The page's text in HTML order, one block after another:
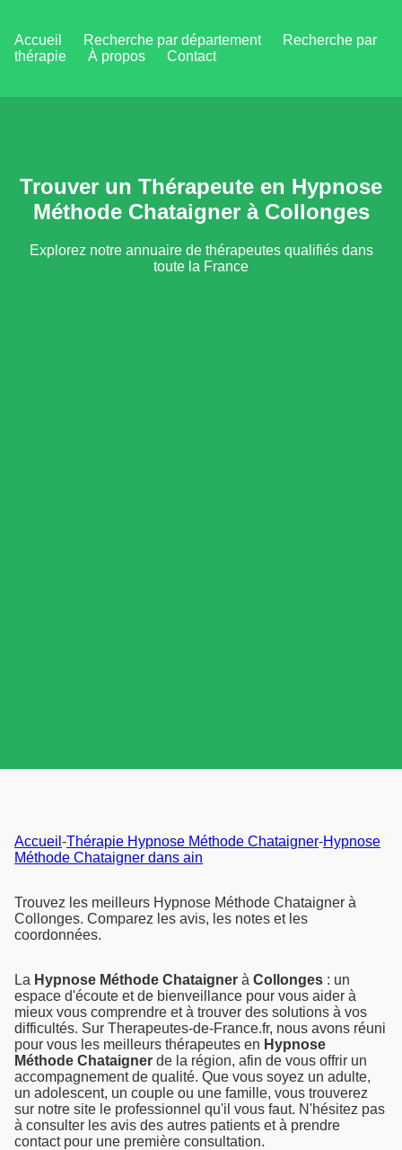
Accueil Recherche par département
Recherche par
thérapie
À propos Contact
Trouver un Thérapeute en Hypnose
Méthode Chataigner à Collonges
Explorez notre annuaire de thérapeutes qualifiés dans
toute la France
Accueil -Thérapie Hypnose Méthode Chataigner-Hypnose
Méthode Chataigner dans ain
Trouvez les meilleurs Hypnose Méthode Chataigner à
Collonges. Comparez les avis, les notes et les
coordonnées.
La Hypnose Méthode Chataigner à Collonges : un
espace d'écoute et de bienveillance pour vous aider à
mieux vous comprendre et à trouver des solutions à vos
difficultés. Sur Therapeutes-de-France.fr, nous avons réuni
pour vous les meilleurs thérapeutes en Hypnose
Méthode Chataigner de la région, afin de vous offrir un
accompagnement de qualité. Que vous soyez un adulte,
un adolescent, un couple ou une famille, vous trouverez
sur notre site le professionnel qu'il vous faut. N'hésitez pas
à consulter les avis des autres patients et à prendre
contact pour une première consultation.